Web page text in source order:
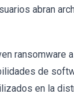
abran
ransomware
de
en la